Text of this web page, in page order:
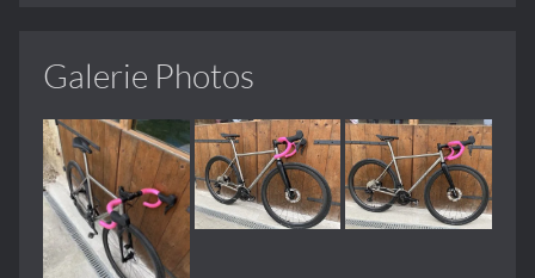
Galerie Photos